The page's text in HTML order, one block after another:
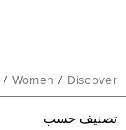
Discover
/
Women
/
تصنيف حسب